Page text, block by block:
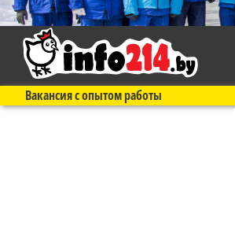
Вакансия с опытом работы